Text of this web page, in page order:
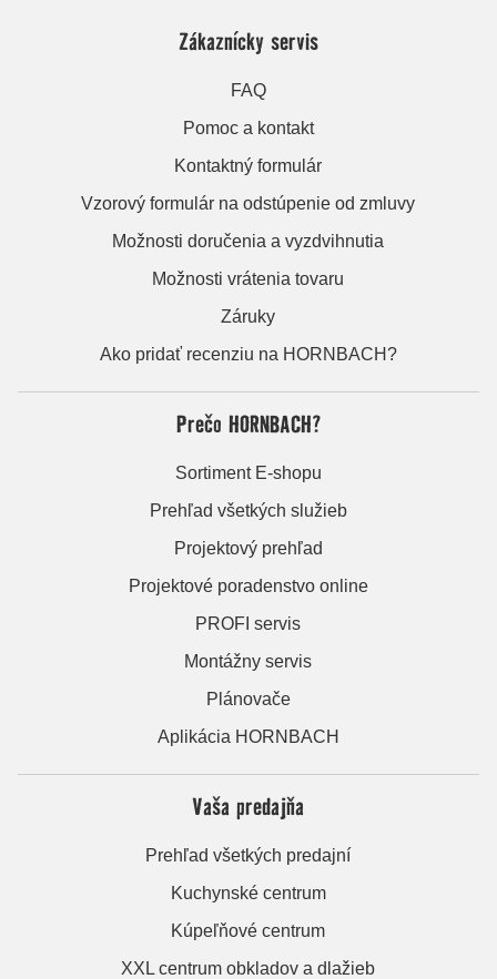
Zákaznícky servis
FAQ
Pomoc a kontakt
Kontaktný formulár
Vzorový formulár na odstúpenie od zmluvy
Možnosti doručenia a vyzdvihnutia
Možnosti vrátenia tovaru
Záruky
Ako pridať recenziu na HORNBACH?
Prečo HORNBACH?
Sortiment E-shopu
Prehľad všetkých služieb
Projektový prehľad
Projektové poradenstvo online
PROFI servis
Montážny servis
Plánovače
Aplikácia HORNBACH
Vaša predajňa
Prehľad všetkých predajní
Kuchynské centrum
Kúpeľňové centrum
XXL centrum obkladov a dlažieb